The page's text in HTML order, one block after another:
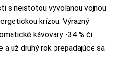
s neistotou vyvolanou vojnou
krízou. Výrazný
kávovary -34 % či
a už druhý rok prepadajúce sa